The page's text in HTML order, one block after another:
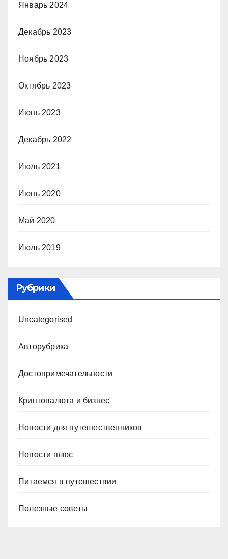
Январь 2024
Декабрь 2023
Ноябрь 2023
Октябрь 2023
Июнь 2023
Декабрь 2022
Июль 2021
Июнь 2020
Май 2020
Июль 2019
Рубрики
Uncategorised
Авторубрика
Достопримечательности
Криптовалюта и бизнес
Новости для путешественников
Новости плюс
Питаемся в путешествии
Полезные советы